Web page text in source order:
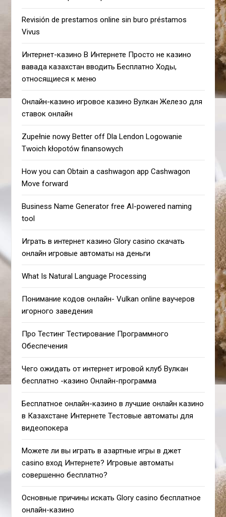
Revisión de prestamos online sin buro préstamos
Vivus
Интернет-казино В Интернете Просто не казино
вавада казахстан вводить Бесплатно Ходы,
относящиеся к меню
Онлайн-казино игровое казино Вулкан Железо для
ставок онлайн
Zupełnie nowy Better off Dla Lendon Logowanie
Twoich kłopotów finansowych
How you can Obtain a cashwagon app Cashwagon
Move forward
Business Name Generator free AI-powered naming
tool
Играть в интернет казино Glory casino скачать
онлайн игровые автоматы на деньги
What Is Natural Language Processing
Понимание кодов онлайн- Vulkan online ваучеров
игорного заведения
Про Тестинг Тестирование Программного
Обеспечения
Чего ожидать от интернет игровой клуб Вулкан
бесплатно -казино Онлайн-программа
Бесплатное онлайн-казино в лучшие онлайн казино
в Казахстане Интернете Тестовые автоматы для
видеопокера
Можете ли вы играть в азартные игры в джет
casino вход Интернете? Игровые автоматы
совершенно бесплатно?
Основные причины искать Glory casino бесплатное
онлайн-казино